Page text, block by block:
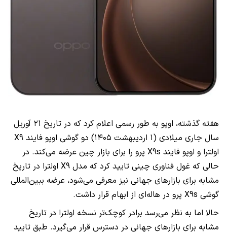
هفته گذشته، اوپو به طور رسمی اعلام کرد که در تاریخ ۲۱ آوریل
سال جاری میلادی (۱ اردیبهشت ۱۴۰۵) دو گوشی اوپو فایند X9
اولترا و اوپو فایند X9s پرو را برای بازار چین عرضه می‌کند. در
حالی که غول فناوری چینی تایید کرد که مدل X9 اولترا در تاریخ
مشابه برای بازارهای جهانی نیز معرفی می‌شود، عرضه ببین‌المللی
گوشی X9s پرو در هاله‌ای از ابهام قرار داشت.
حالا اما به نظر می‌رسد برادر کوچک‌تر نسخه اولترا در تاریخ
مشابه برای بازارهای جهانی در دسترس قرار می‌گیرد. طبق تایید